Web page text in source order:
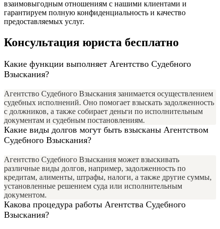
взаимовыгодным отношениям с нашими клиентами и
гарантируем полную конфиденциальность и качество
предоставляемых услуг.
Консультация юриста бесплатно
Какие функции выполняет Агентство Судебного
Взыскания?
Агентство Судебного Взыскания занимается осуществлением
судебных исполнений. Оно помогает взыскать задолженность
с должников, а также собирает деньги по исполнительным
документам и судебным постановлениям.
Какие виды долгов могут быть взысканы Агентством
Судебного Взыскания?
Агентство Судебного Взыскания может взыскивать
различные виды долгов, например, задолженность по
кредитам, алименты, штрафы, налоги, а также другие суммы,
установленные решением суда или исполнительным
документом.
Какова процедура работы Агентства Судебного
Взыскания?